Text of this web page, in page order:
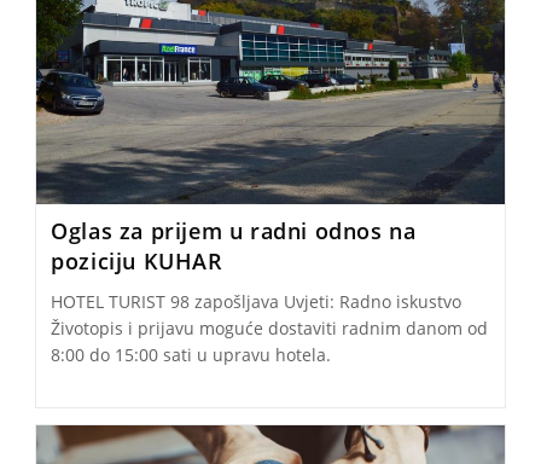
Oglas za prijem u radni odnos na
poziciju KUHAR
HOTEL TURIST 98 zapošljava Uvjeti: Radno iskustvo
Životopis i prijavu moguće dostaviti radnim danom od
8:00 do 15:00 sati u upravu hotela.